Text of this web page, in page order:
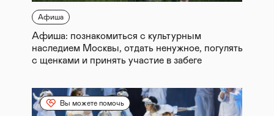
Афиша
Афиша: познакомиться с культурным
наследием Москвы, отдать ненужное, погулять
с щенками и принять участие в забеге
Вы можете помочь